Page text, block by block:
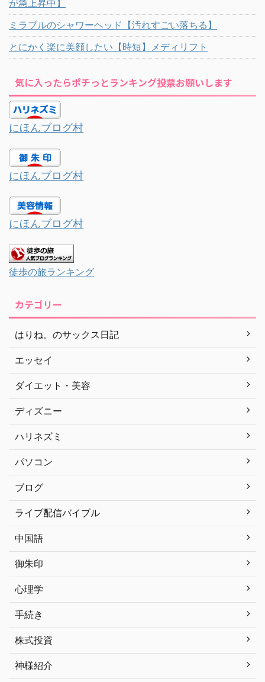
が急上昇中】
ミラブルのシャワーヘッド【汚れすごい落ちる】
とにかく楽に美顔したい【時短】メディリフト
気に入ったらポチっとランキング投票お願いします
にほんブログ村
にほんブログ村
にほんブログ村
徒歩の旅ランキング
カテゴリー
はりね。のサックス日記
エッセイ
ダイエット・美容
ディズニー
ハリネズミ
パソコン
ブログ
ライブ配信バイブル
中国語
御朱印
心理学
手続き
株式投資
神様紹介